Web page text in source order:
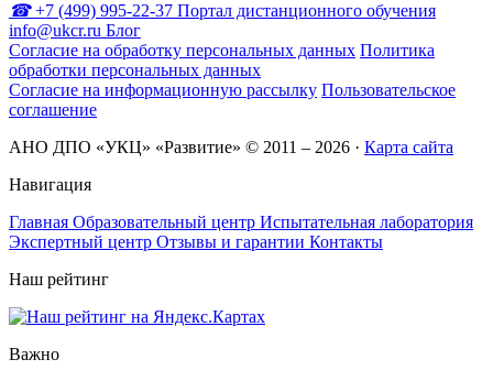
+7 (499) 995-22-37 Портал дистанционного обучения
info@ukcr.ru Блог
Согласие на обработку персональных данных Политика
обработки персональных данных
Согласие на информационную рассылку Пользовательское
соглашение
АНО ДПО «УКЦ» «Развитие» © 2011 – 2026 · Карта сайта
Навигация
Главная Образовательный центр Испытательная лаборатория
Экспертный центр Отзывы и гарантии Контакты
Наш рейтинг
Важно